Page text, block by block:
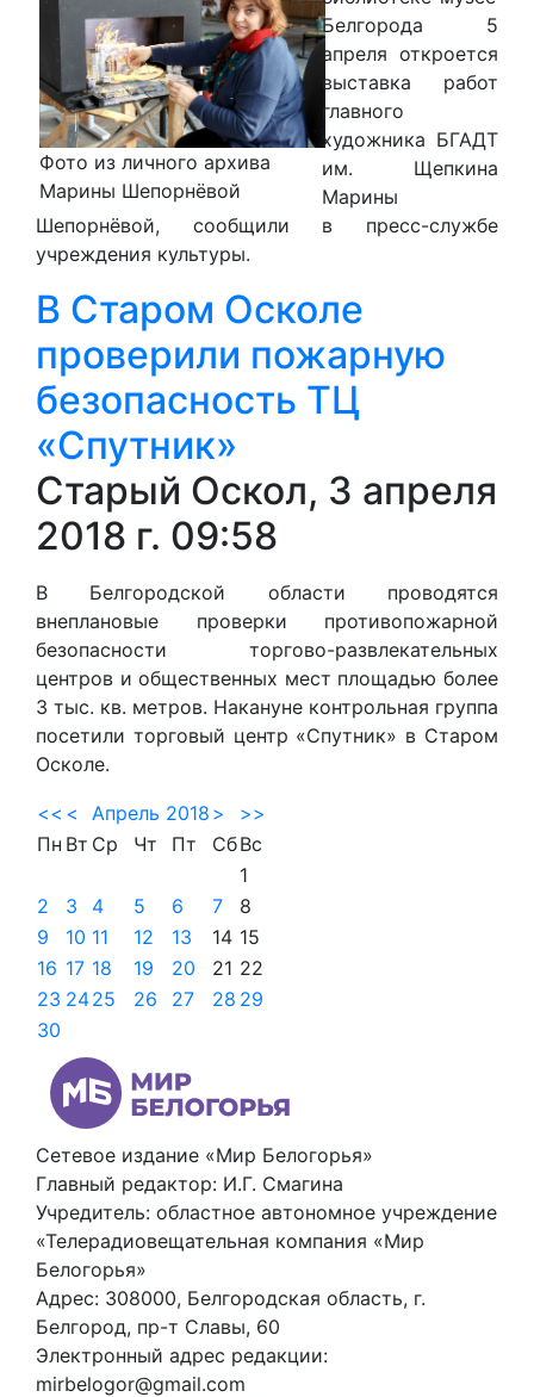
Фото из личного архива
Марины Шепорнёвой
Белгорода 5
апреля откроется
выставка работ
главного
художника БГАДТ
им. Щепкина
Марины
Шепорнёвой, сообщили в пресс-службе
учреждения культуры.
В Старом Осколе
проверили пожарную
безопасность ТЦ
«Спутник»
Старый Оскол, 3 апреля
2018 г. 09:58
В Белгородской области проводятся
внеплановые проверки противопожарной
безопасности торгово-развлекательных
центров и общественных мест площадью более
3 тыс. кв. метров. Накануне контрольная группа
посетили торговый центр «Спутник» в Старом
Осколе.
<< < Апрель 2018 >
>>
Пн Вт Ср Чт Пт СбВс
1
2
3 4 5 6 7
8
9
10 11 12 13 14 15
16 17 18 19 20 21 22
23 2425 26 27 28 29
30
Сетевое издание «Мир Белогорья»
Главный редактор: И.Г. Смагина
Учредитель: областное автономное учреждение
«Телерадиовещательная компания «Мир
Белогорья»
Адрес: 308000, Белгородская область, г.
Белгород, пр-т Славы, 60
Электронный адрес редакции:
mirbelogor@gmail.com